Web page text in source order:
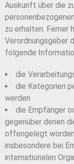
Auskunft über die
zu erhalten. Ferner
Verordnungsgeber
folgende
die
die Kategorien
werden
die Empfänger
gegenüber denen
offengelegt
insbesondere bei
internationalen